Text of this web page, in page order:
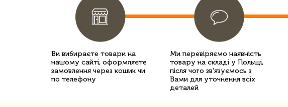
Ви вибираєте товари на
нашому сайті, оформляєте
замовлення через кошик чи
по телефону
Ми перевіряємо наявність
товару на складі у Польщі,
після чого зв'язуємось з
Вами для уточнення всіх
деталей